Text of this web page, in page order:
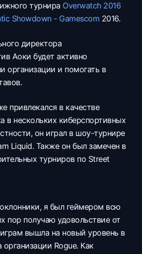
турнира Overwatch 2016
Showdown - Gamescom 2016.
директора
Аоки будет активно
организации и помогать в
привлекался в качестве
в нескольких киберспортивных
он играл в шоу-турнире
Liquid. Также он был замечен в
турниров по Street
я был геймером всю
пор получаю удовольствие от
вышла на новый уровень в
организации Rogue. Как